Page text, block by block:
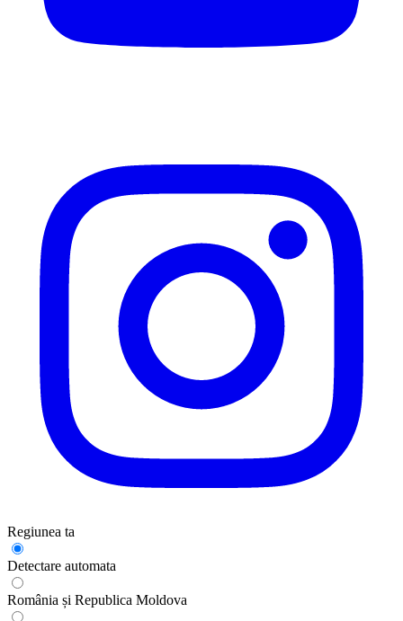
Regiunea ta
Detectare automata
România și Republica Moldova